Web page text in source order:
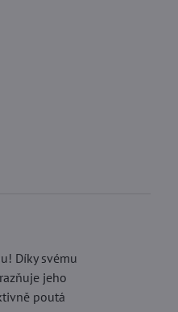
Díky svému
jeho
poutá